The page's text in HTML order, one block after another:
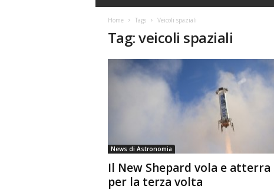
m
r
i
a
Home Tags Veicoli spaziali
Tag: veicoli spaziali
News di Astronomia
Il New Shepard vola e atterra
per la terza volta